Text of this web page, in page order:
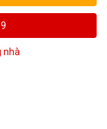
nhà